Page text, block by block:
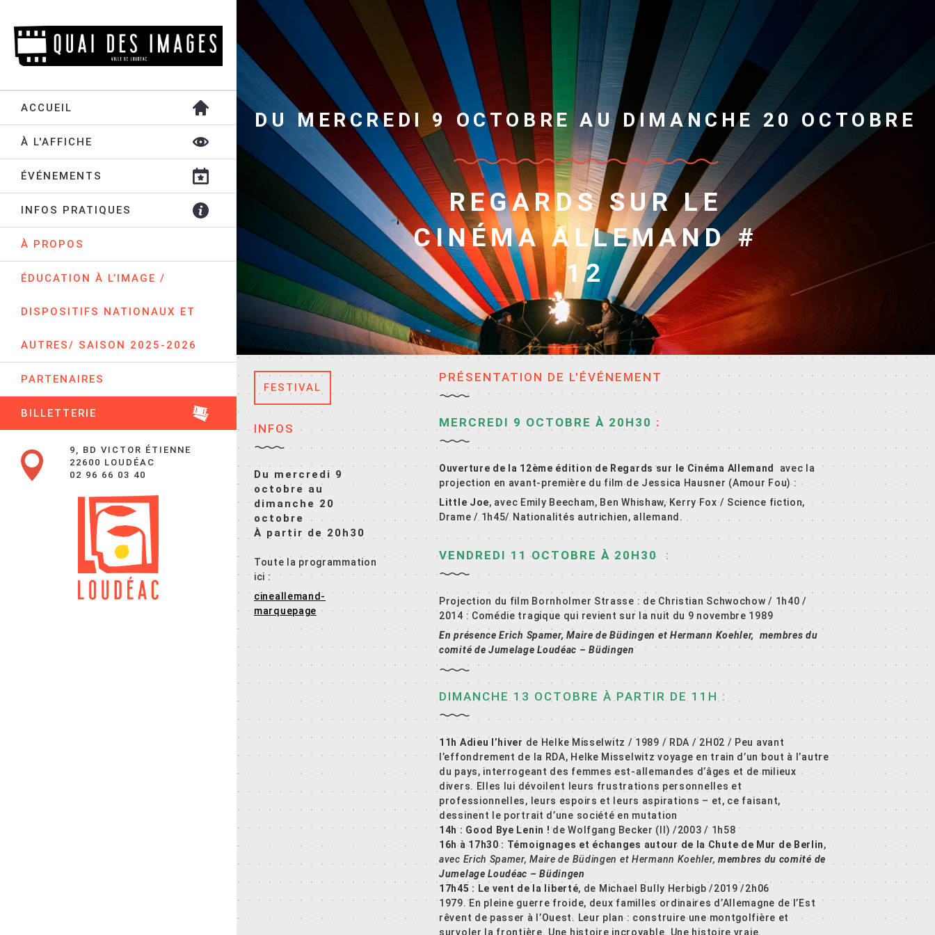
ACCUEIL
À L'AFFICHE
ÉVÉNEMENTS
INFOS PRATIQUES
À PROPOS
ÉDUCATION À L’IMAGE /
DISPOSITIFS NATIONAUX ET
AUTRES/ SAISON 2025-2026
PARTENAIRES
BILLETTERIE
9, BD VICTOR ÉTIENNE
22600 LOUDÉAC
02 96 66 03 40
DU MERCREDI 9 OCTOBRE AU DIMANCHE 20 OCTOBRE
REGARDS SUR LE
CINÉMA ALLEMAND #
12
FESTIVAL
INFOS
Du mercredi 9
octobre au
dimanche 20
octobre
À partir de 20h30
Toute la programmation
ici :
cineallemand-
marquepage
PRÉSENTATION DE L'ÉVÉNEMENT
MERCREDI 9 OCTOBRE À 20H30 :
Ouverture de la 12ème édition de Regards sur le Cinéma Allemand
avec la
projection en avant-première du film de Jessica Hausner (Amour Fou) :
Little Joe, avecEmily Beecham, Ben Whishaw, Kerry Fox / Science fiction,
Drame / 1h45/ Nationalités autrichien, allemand.
VENDREDI 11 OCTOBRE À 20H30 :
Projection du film Bornholmer Strasse : de Christian Schwochow / 1h40 /
2014 : Comédie tragique qui revient sur la nuit du 9 novembre 1989
En présence Erich Spamer, Maire de Büdingen et Hermann Koehler, membres du
comité de Jumelage Loudéac – Büdingen
DIMANCHE 13 OCTOBRE À PARTIR DE 11H :
11h Adieu l’hiver de Helke Misselwitz / 1989 / RDA / 2H02 / Peu avant
l’effondrement de la RDA, Helke Misselwitz voyage en train d’un bout à l’autre
du pays, interrogeant des femmes est-allemandes d’âges et de milieux
divers. Elles lui dévoilent leurs frustrations personnelles et
professionnelles, leurs espoirs et leurs aspirations – et, ce faisant,
dessinent le portrait d’une société en mutation
14h : Good Bye Lenin !de Wolfgang Becker (II) /2003 / 1h58
16h à 17h30 : Témoignages et échanges autour de la Chute de Mur de Berlin,
avec Erich Spamer, Maire de Büdingen et Hermann Koehler, membres du comité de
Jumelage Loudéac – Büdingen
17h45 : Le vent de la liberté, de Michael Bully Herbigb /2019 /2h06
1979. En pleine guerre froide, deux familles ordinaires d’Allemagne de l’Est
rêvent de passer à l’Ouest. Leur plan : construire une montgolfière et
survoler la frontière. Une histoire incroyable. Une histoire vraie.